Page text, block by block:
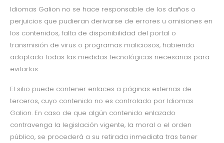
Idiomas Galion no se hace responsable de los daños o
perjuicios que pudieran derivarse de errores u omisiones en
los contenidos, falta de disponibilidad del portal o
transmisión de virus o programas maliciosos, habiendo
adoptado todas las medidas tecnológicas necesarias para
evitarlos.
El sitio puede contener enlaces a páginas externas de
terceros, cuyo contenido no es controlado por Idiomas
Galion. En caso de que algún contenido enlazado
contravenga la legislación vigente, la moral o el orden
público, se procederá a su retirada inmediata tras tener